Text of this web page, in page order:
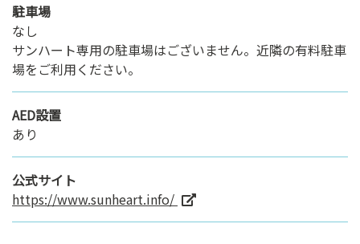
駐車場
なし
サンハート専用の駐車場はございません。近隣の有料駐車
場をご利用ください。
AED設置
あり
公式サイト
https://www.sunheart.info/